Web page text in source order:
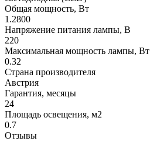
Общая мощность, Вт
1.2800
Напряжение питания лампы, В
220
Максимальная мощность лампы, Вт
0.32
Страна производителя
Австрия
Гарантия, месяцы
24
Площадь освещения, м2
0.7
Отзывы